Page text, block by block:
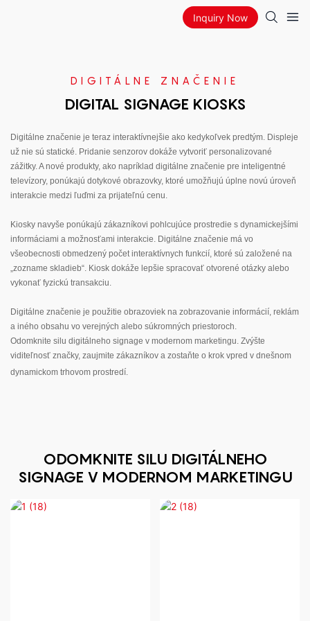
Inquiry Now
DIGITÁLNE ZNAČENIE
DIGITAL SIGNAGE KIOSKS
Digitálne značenie je teraz interaktívnejšie ako kedykoľvek predtým. Displeje
už nie sú statické. Pridanie senzorov dokáže vytvoriť personalizované
zážitky. A nové produkty, ako napríklad digitálne značenie pre inteligentné
televízory, ponúkajú dotykové obrazovky, ktoré umožňujú úplne novú úroveň
interakcie medzi ľuďmi za prijateľnú cenu.
Kiosky navyše ponúkajú zákazníkovi pohlcujúce prostredie s dynamickejšími
informáciami a možnosťami interakcie. Digitálne značenie má vo
všeobecnosti obmedzený počet interaktívnych funkcií, ktoré sú založené na
„zozname skladieb“. Kiosk dokáže lepšie spracovať otvorené otázky alebo
vykonať fyzickú transakciu.
Digitálne značenie je použitie obrazoviek na zobrazovanie informácií, reklám
a iného obsahu vo verejných alebo súkromných priestoroch.
Odomknite silu digitálneho signage v modernom marketingu. Zvýšte
viditeľnosť značky, zaujmite zákazníkov a zostaňte o krok vpred v dnešnom
dynamickom trhovom prostredí.
ODOMKNITE SILU DIGITÁLNEHO
SIGNAGE V MODERNOM MARKETINGU